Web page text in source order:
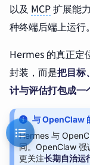
以及 MCP扩展能
种终端后端上运行。
Hermes 的真正定
封装，而是把目标
计与评估打包成
与 OpenClaw
Hermes 与
同。OpenClaw 强
更关注长期自治运